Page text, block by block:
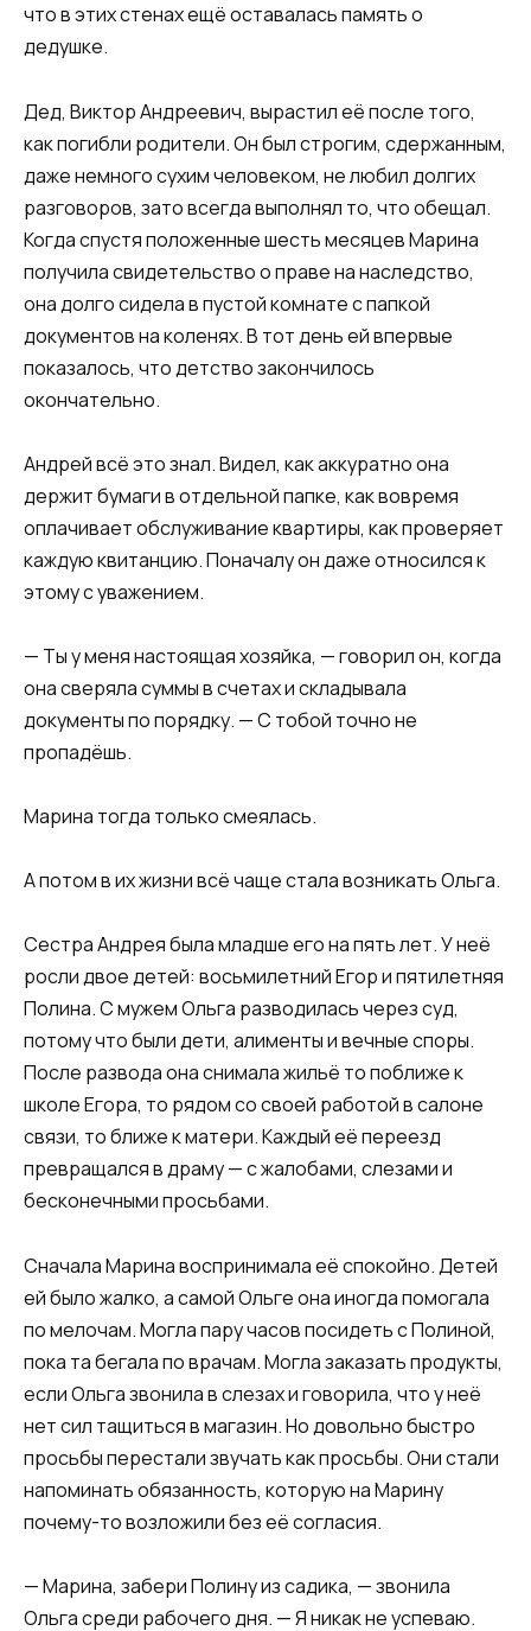
что в этих стенах ещё оставалась память о
дедушке.
Дед, Виктор Андреевич, вырастил её после того,
как погибли родители. Он был строгим, сдержанным,
даже немного сухим человеком, не любил долгих
разговоров, зато всегда выполнял то, что обещал.
Когда спустя положенные шесть месяцев Марина
получила свидетельство о праве на наследство,
она долго сидела в пустой комнате с папкой
документов на коленях. В тот день ей впервые
показалось, что детство закончилось
окончательно.
Андрей всё это знал. Видел, как аккуратно она
держит бумаги в отдельной папке, как вовремя
оплачивает обслуживание квартиры, как проверяет
каждую квитанцию. Поначалу он даже относился к
этому с уважением.
— Ты у меня настоящая хозяйка, — говорил он, когда
она сверяла суммы в счетах и складывала
документы по порядку. — С тобой точно не
пропадёшь.
Марина тогда только смеялась.
А потом в их жизни всё чаще стала возникать Ольга.
Сестра Андрея была младше его на пять лет. У неё
росли двое детей: восьмилетний Егор и пятилетняя
Полина. С мужем Ольга разводилась через суд,
потому что были дети, алименты и вечные споры.
После развода она снимала жильё то поближе к
школе Егора, то рядом со своей работой в салоне
связи, то ближе к матери. Каждый её переезд
превращался в драму — с жалобами, слезами и
бесконечными просьбами.
Сначала Марина воспринимала её спокойно. Детей
ей было жалко, а самой Ольге она иногда помогала
по мелочам. Могла пару часов посидеть с Полиной,
пока та бегала по врачам. Могла заказать продукты,
если Ольга звонила в слезах и говорила, что у неё
нет сил тащиться в магазин. Но довольно быстро
просьбы перестали звучать как просьбы. Они стали
напоминать обязанность, которую на Марину
почему-то возложили без её согласия.
— Марина, забери Полину из садика, — звонила
Ольга среди рабочего дня. — Я никак не успеваю.